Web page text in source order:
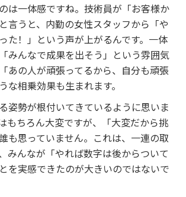
は一体感ですね。技術員が「お客様か
言うと、内勤の女性スタッフから「や
た！」という声が上がるんです。一体
みんなで成果を出そう」という雰囲気
あの人が頑張ってるから、自分も頑張
な相乗効果も生まれます。
姿勢が根付いてきているように思いま
もちろん大変ですが、「大変だから挑
も思っていません。これは、一連の取
みんなが「やれば数字は後からついて
を実感できたのが大きいのではないで